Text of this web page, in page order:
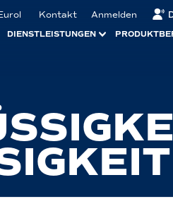
Kontakt Anmelden
DIENSTLEISTUNGEN